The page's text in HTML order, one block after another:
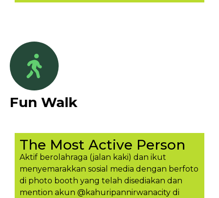
Fun Walk
The Most Active Person
Aktif berolahraga (jalan kaki) dan ikut
menyemarakkan sosial media dengan berfoto
di photo booth yang telah disediakan dan
mention akun @kahuripannirwanacity di